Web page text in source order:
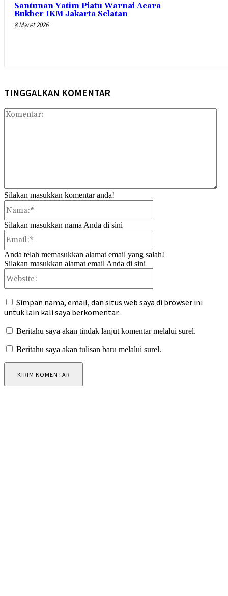
Santunan Yatim Piatu Warnai Acara
Bukber IKM Jakarta Selatan
8 Maret 2026
TINGGALKAN KOMENTAR
Silakan masukkan komentar anda!
Silakan masukkan nama Anda di sini
Anda telah memasukkan alamat email yang salah!
Silakan masukkan alamat email Anda di sini
Simpan nama, email, dan situs web saya di browser ini
untuk lain kali saya berkomentar.
Beritahu saya akan tindak lanjut komentar melalui surel.
Beritahu saya akan tulisan baru melalui surel.